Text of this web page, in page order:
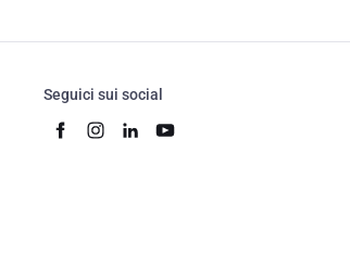
Seguici sui social